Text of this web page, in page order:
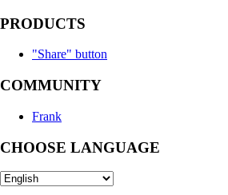
PRODUCTS
"Share" button
COMMUNITY
Frank
CHOOSE LANGUAGE